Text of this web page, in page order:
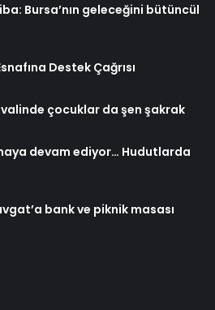
Bursa’nın geleceğini bütüncül
Destek Çağrısı
çocuklar da şen şakrak
devam ediyor… Hudutlarda
bank ve piknik masası